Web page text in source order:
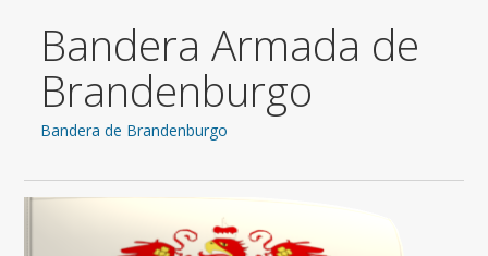
Bandera Armada de
Brandenburgo
Bandera de Brandenburgo